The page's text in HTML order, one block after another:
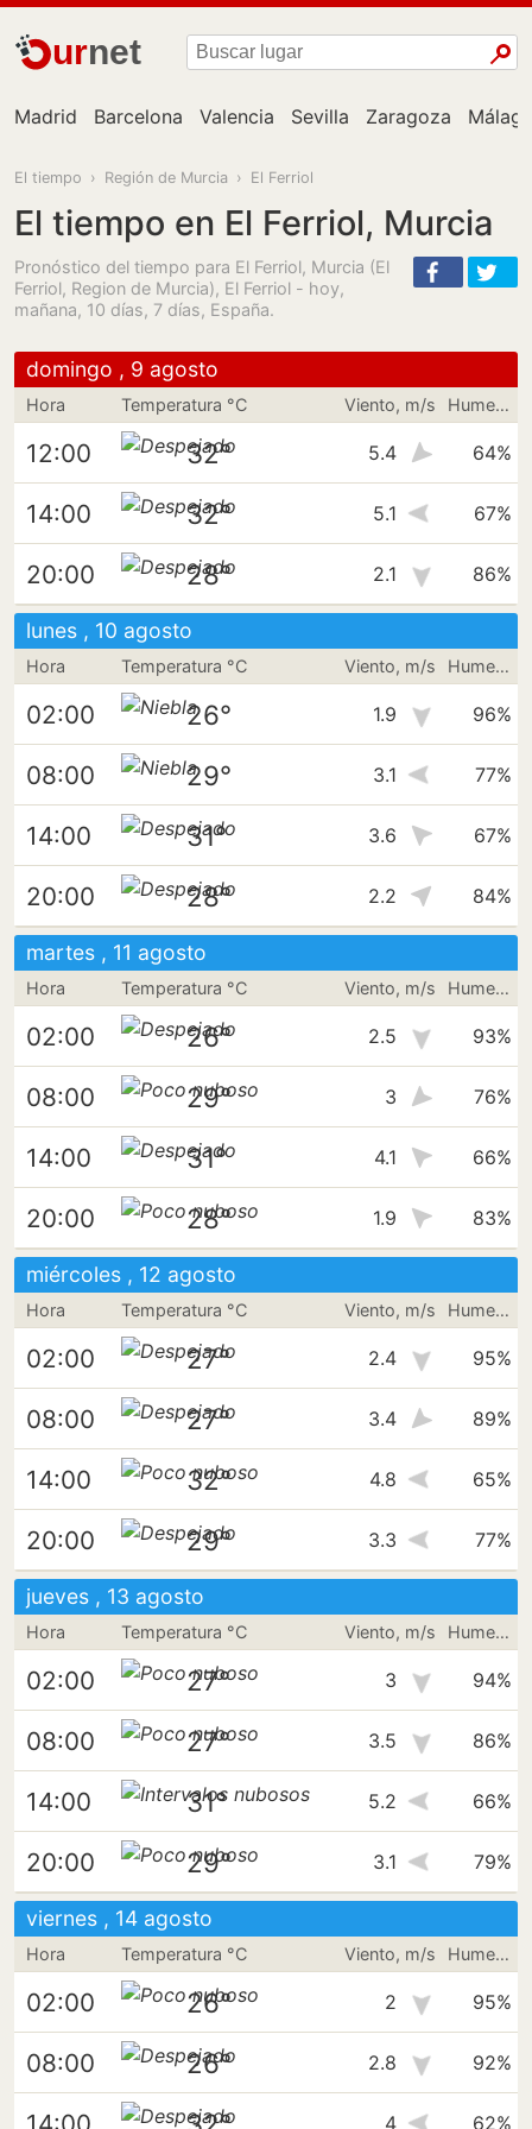
urnet
Madrid Barcelona Valencia Sevilla Zaragoza Málaga
El tiempo › Región de Murcia › El Ferriol
El tiempo en El Ferriol, Murcia
Pronóstico del tiempo para El Ferriol, Murcia (El
Ferriol, Region de Murcia), El Ferriol - hoy,
mañana, 10 días, 7 días, España.
domingo , 9 agosto
Hora Temperatura °C Viento, m/s Humedad
12:00 32° 5.4 64%
14:00 32° 5.1 67%
20:00 28° 2.1 86%
lunes , 10 agosto
Hora Temperatura °C Viento, m/s Humedad
02:00 26° 1.9 96%
08:00 29° 3.1 77%
14:00 31° 3.6 67%
20:00 28° 2.2 84%
martes , 11 agosto
Hora Temperatura °C Viento, m/s Humedad
02:00 26° 2.5 93%
08:00 29° 3 76%
14:00 31° 4.1 66%
20:00 28° 1.9 83%
miércoles , 12 agosto
Hora Temperatura °C Viento, m/s Humedad
02:00 27° 2.4 95%
08:00 27° 3.4 89%
14:00 32° 4.8 65%
20:00 29° 3.3 77%
jueves , 13 agosto
Hora Temperatura °C Viento, m/s Humedad
02:00 27° 3 94%
08:00 27° 3.5 86%
14:00 31° 5.2 66%
20:00 29° 3.1 79%
viernes , 14 agosto
Hora Temperatura °C Viento, m/s Humedad
02:00 26° 2 95%
08:00 26° 2.8 92%
14:00 4 62%